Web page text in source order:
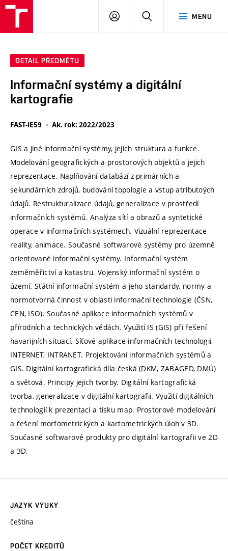
MENU
PŘIHLÁSIT
DETAIL PŘEDMĚTU
Informační systémy a digitální
kartografie
FAST-IE59 Ak. rok: 2022/2023
GIS a jiné informační systémy, jejich struktura a funkce.
Modelování geografických a prostorových objektů a jejich
reprezentace. Naplňování databází z primárních a
sekundárních zdrojů, budování topologie a vstup atributoých
údajů. Restrukturalizace údajů, generalizace v prostředí
informačních systémů. Analýza sítí a obrazů a syntetické
operace v informačních systémech. Vizuální reprezentace
reality, animace. Současné softwarové systémy pro územně
orientované informační systémy. Informační systém
zeměměřictví a katastru. Vojenský informační systém o
území. Státní informační systém a jeho standardy, normy a
normotvorná činnost v oblasti informační technologie (ČSN,
CEN, ISO). Současné aplikace informačních systémů v
přírodních a technických vědách. Využití IS (GIS) při řešení
havarijních situací. Síťové aplikace informačních technologii,
INTERNET, INTRANET. Projektování informačních systémů a
GIS. Digitální kartografická díla česká (DKM, ZABAGED, DMÚ)
a světová. Principy jejich tvorby. Digitální kartografická
tvorba, generalizace v digitální kartografii. Využití digitálních
technologií k prezentaci a tisku map. Prostorové modelování
a řešení morfometrických a kartometrických úloh v 3D.
Současné softwarové produkty pro digitální kartografii ve 2D
a 3D.
JAZYK VÝUKY
čeština
POČET KREDITŮ